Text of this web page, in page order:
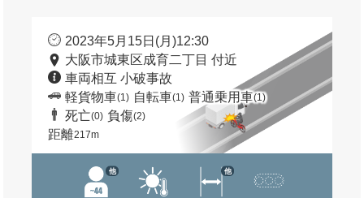
2023年5月15日(月)12:30
大阪市城東区成育二丁目 付近
車両相互 小破事故
軽貨物車(1) 自転車(1) 普通乗用車(1)
死亡(0) 負傷(2)
距離217m
他 他